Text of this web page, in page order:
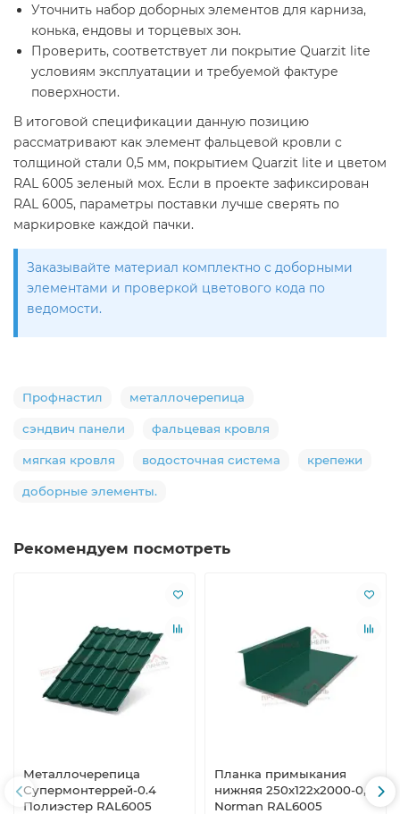
Уточнить набор доборных элементов для карниза,
конька, ендовы и торцевых зон.
Проверить, соответствует ли покрытие Quarzit lite
условиям эксплуатации и требуемой фактуре
поверхности.
В итоговой спецификации данную позицию
рассматривают как элемент фальцевой кровли с
толщиной стали 0,5 мм, покрытием Quarzit lite и цветом
RAL 6005 зеленый мох. Если в проекте зафиксирован
RAL 6005, параметры поставки лучше сверять по
маркировке каждой пачки.
Заказывайте материал комплектно с доборными
элементами и проверкой цветового кода по
ведомости.
Профнастил металлочерепица
сэндвич панели фальцевая кровля
мягкая кровля водосточная система крепежи
доборные элементы.
Рекомендуем посмотреть
Металлочерепица
Супермонтеррей-0.4
Полиэстер RAL6005
Планка примыкания
нижняя 250х122х2000-0,5
Norman RAL6005